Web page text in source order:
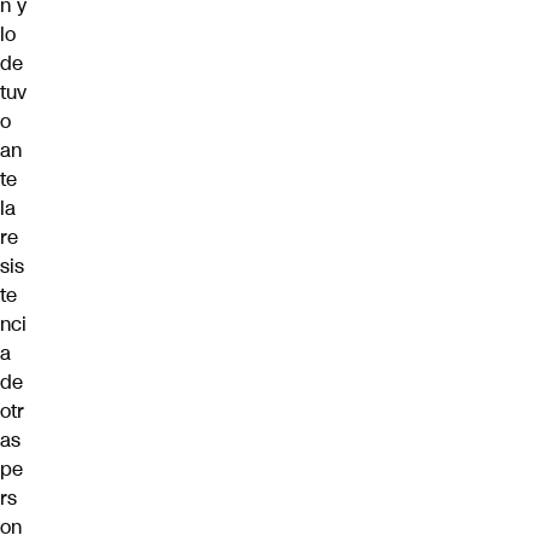
lo
de
tuv
o
an
te
la
re
sis
te
nci
a
de
otr
as
pe
rs
on